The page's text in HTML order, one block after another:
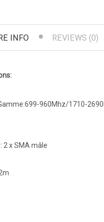
INFO REVIEWS (0)
960Mhz/1710-
2 x SMA mâle